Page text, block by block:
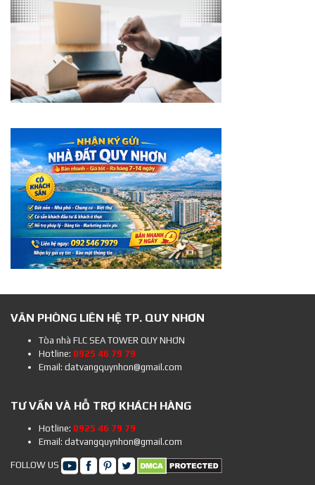
VĂN PHÒNG LIÊN HỆ TP. QUY NHƠN
Tòa nhà FLC SEA TOWER QUY NHƠN
Hotline: 0925 46 79 79
Email: datvangquynhon@gmail.com
TƯ VẤN VÀ HỖ TRỢ KHÁCH HÀNG
Hotline: 0925 46 79 79
Email: datvangquynhon@gmail.com
FOLLOW US